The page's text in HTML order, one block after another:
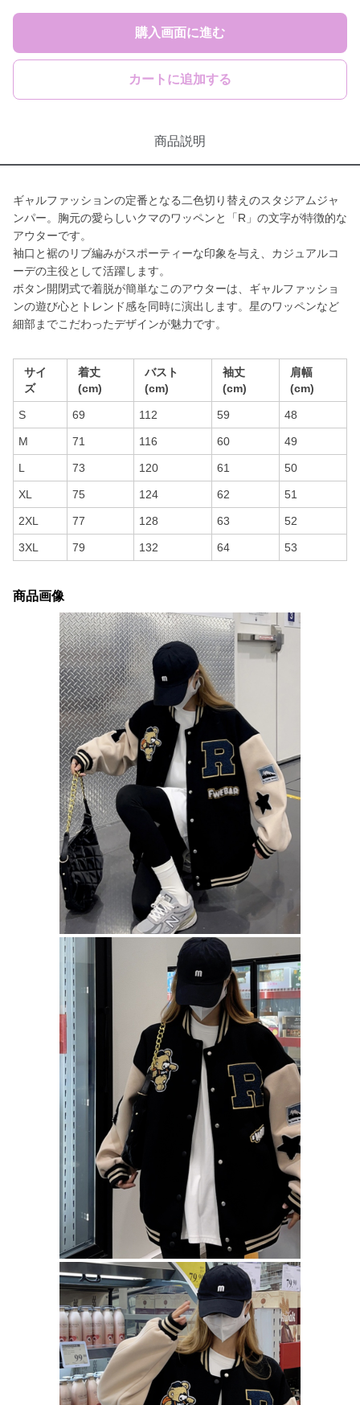
購入画面に進む
カートに追加する
商品説明
ギャルファッションの定番となる二色切り替えのスタジアムジャ
ンパー。胸元の愛らしいクマのワッペンと「R」の文字が特徴的な
アウターです。
袖口と裾のリブ編みがスポーティーな印象を与え、カジュアルコ
ーデの主役として活躍します。
ボタン開閉式で着脱が簡単なこのアウターは、ギャルファッショ
ンの遊び心とトレンド感を同時に演出します。星のワッペンなど
細部までこだわったデザインが魅力です。
サイ
ズ
着丈
(cm)
バスト
(cm)
袖丈
(cm)
肩幅
(cm)
S 69 112 59 48
M 71 116 60 49
L 73 120 61 50
XL 75 124 62 51
2XL 77 128 63 52
3XL 79 132 64 53
商品画像